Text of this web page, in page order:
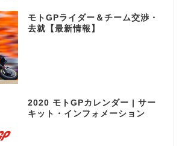
モトGPライダー＆チーム交渉・
去就【最新情報】
2020 モトGPカレンダー | サー
キット・インフォメーション